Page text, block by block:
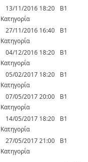
13/11/2016 18:20
Β1
Κατηγορία
27/11/2016 16:40
Β1
Κατηγορία
04/12/2016 18:20
Β1
Κατηγορία
05/02/2017 18:20
Β1
Κατηγορία
07/05/2017 20:00
Β1
Κατηγορία
14/05/2017 18:20
Β1
Κατηγορία
27/05/2017 21:00
Β1
Κατηγορία